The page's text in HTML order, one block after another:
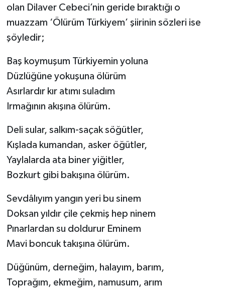
olan Dilaver Cebeci’nin geride bıraktığı o
muazzam ‘Ölürüm Türkiyem’ şiirinin sözleri ise
şöyledir;
Baş koymuşum Türkiyemin yoluna
Düzlüğüne yokuşuna ölürüm
Asırlardır kır atımı suladım
Irmağının akışına ölürüm.
Deli sular, salkım-saçak söğütler,
Kışlada kumandan, asker öğütler,
Yaylalarda ata biner yiğitler,
Bozkurt gibi bakışına ölürüm.
Sevdâlıyım yangın yeri bu sinem
Doksan yıldır çile çekmiş hep ninem
Pınarlardan su doldurur Eminem
Mavi boncuk takışına ölürüm.
Düğünüm, derneğim, halayım, barım,
Toprağım, ekmeğim, namusum, arım